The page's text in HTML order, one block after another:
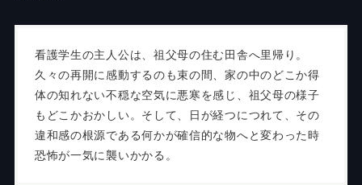
看護学生の主人公は、祖父母の住む田舎へ里帰り。
久々の再開に感動するのも束の間、家の中のどこか得
体の知れない不穏な空気に悪寒を感じ、祖父母の様子
もどこかおかしい。そして、日が経つにつれて、その
違和感の根源である何かが確信的な物へと変わった時
恐怖が一気に襲いかかる。